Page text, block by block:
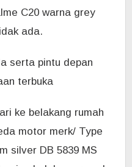
C20 warna grey
ada.
serta pintu depan
terbuka
ke belakang rumah
motor merk/ Type
silver DB 5839 MS